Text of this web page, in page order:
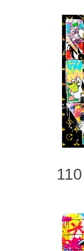
110